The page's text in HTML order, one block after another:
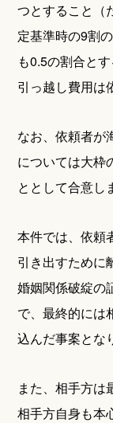
つとすること（
定基準時の9割
も0.5の割合と
引っ越し費用は
なお、依頼者が
については大枠
ととして合意し
本件では、依頼
引き出すために
婚姻関係破綻の
で、最終的には
込んだ事案とな
また、相手方は
相手方自身も本